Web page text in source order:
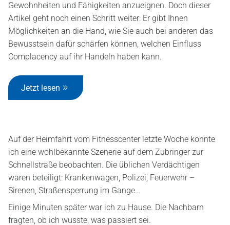
Gewohnheiten und Fähigkeiten anzueignen. Doch dieser
Artikel geht noch einen Schritt weiter: Er gibt Ihnen
Möglichkeiten an die Hand, wie Sie auch bei anderen das
Bewusstsein dafür schärfen können, welchen Einfluss
Complacency auf ihr Handeln haben kann.
Jetzt lesen
Auf der Heimfahrt vom Fitnesscenter letzte Woche konnte
ich eine wohlbekannte Szenerie auf dem Zubringer zur
Schnellstraße beobachten. Die üblichen Verdächtigen
waren beteiligt: Krankenwagen, Polizei, Feuerwehr –
Sirenen, Straßensperrung im Gange…
Einige Minuten später war ich zu Hause. Die Nachbarn
fragten, ob ich wusste, was passiert sei.